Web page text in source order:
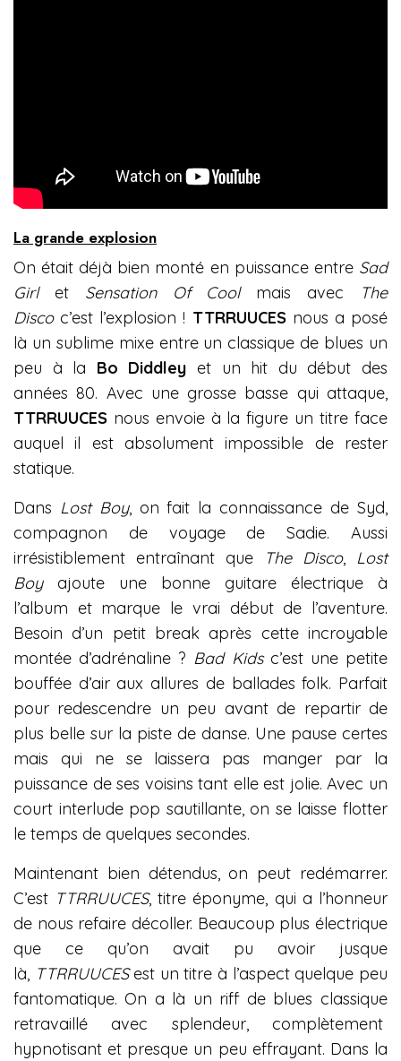
La grande explosion
On était déjà bien monté en puissance entre Sad
Girlet Sensation Of Coolmais avec
The
Disco c’est l’explosion ! TTRRUUCESnous a posé
là un sublime mixe entre un classique de blues un
peu à la Bo Diddley et un hit du début des
années 80. Avec une grosse basse qui attaque,
TTRRUUCES nous envoie à la figure un titre face
auquel il est absolument impossible de rester
statique.
Dans Lost Boy, on fait la connaissance de Syd,
compagnon de voyage de Sadie. Aussi
irrésistiblement entraînant que
The Disco, Lost
Boy ajoute une bonne guitare électrique à
l’album et marque le vrai début de l’aventure.
Besoin d’un petit break après cette incroyable
montée d’adrénaline ? Bad Kids c’est une petite
bouffée d’air aux allures de ballades folk. Parfait
pour redescendre un peu avant de repartir de
plus belle sur la piste de danse. Une pause certes
mais qui ne se laissera pas manger par la
puissance de ses voisins tant elle est jolie. Avec un
court interlude pop sautillante, on se laisse flotter
le temps de quelques secondes.
Maintenant bien détendus, on peut redémarrer.
C’est TTRRUUCES, titre éponyme, qui a l’honneur
de nous refaire décoller. Beaucoup plus électrique
que ce qu’on avait pu avoir jusque
là, TTRRUUCESest un titre à l’aspect quelque peu
fantomatique. On a là un riff de blues classique
retravaillé avec splendeur, complètement
hypnotisant et presque un peu effrayant. Dans la